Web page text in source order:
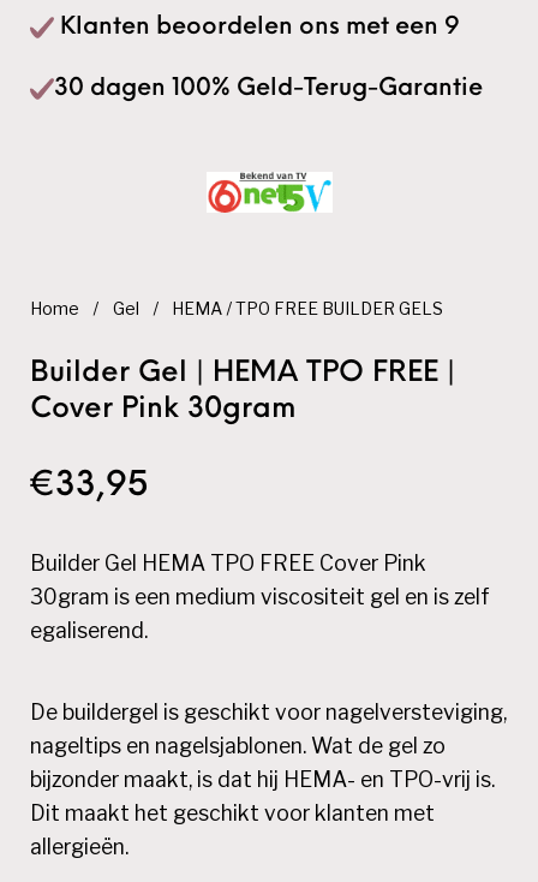
Home / Gel / HEMA / TPO FREE BUILDER GELS
Builder Gel | HEMA TPO FREE |
Cover Pink 30gram
€33,95
Builder Gel HEMA TPO FREE Cover Pink
30gram is een medium viscositeit gel en is zelf
egaliserend.
De buildergel is geschikt voor nagelversteviging,
nageltips en nagelsjablonen. Wat de gel zo
bijzonder maakt, is dat hij HEMA- en TPO-vrij is.
Dit maakt het geschikt voor klanten met
allergieën.
Klanten beoordelen ons met een 9
30 dagen 100% Geld-Terug-Garantie